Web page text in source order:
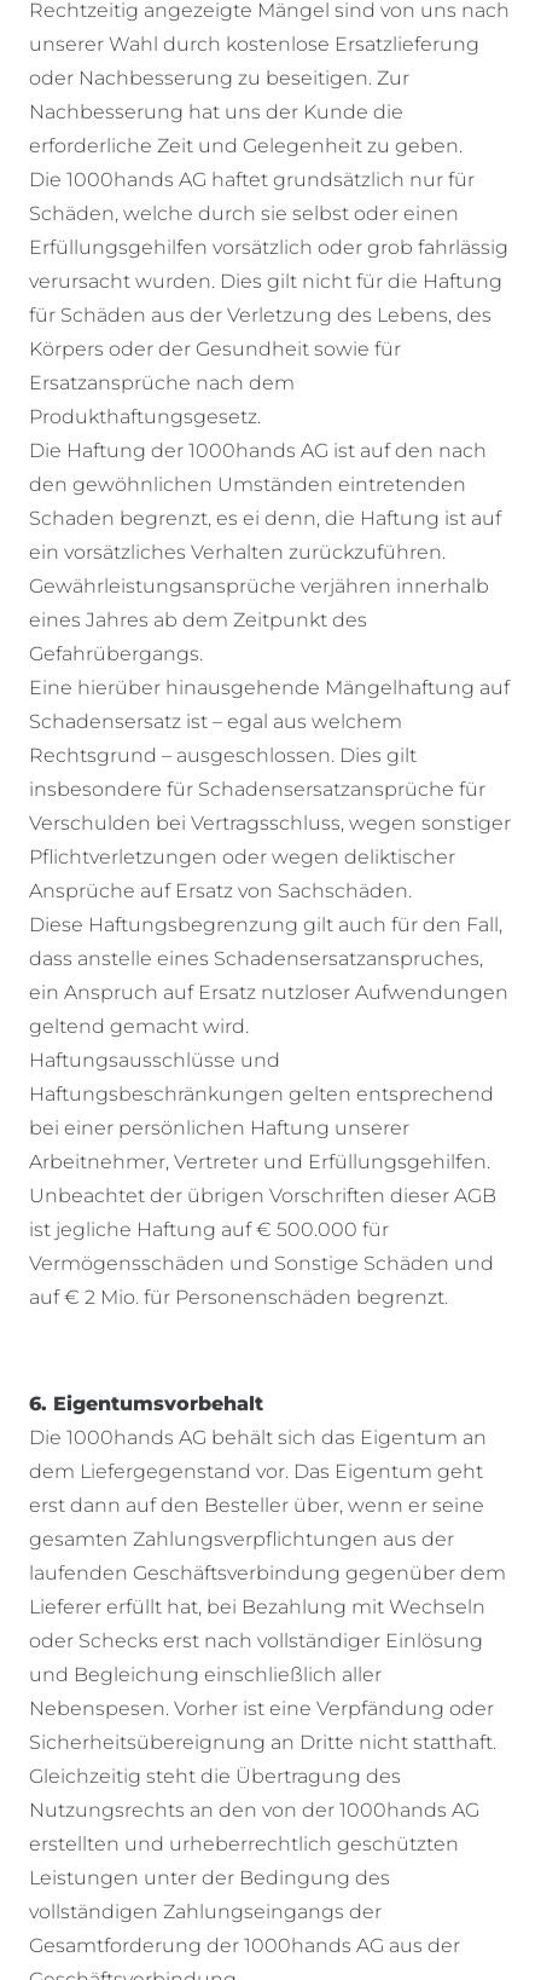
Rechtzeitig angezeigte Mängel sind von uns nach
unserer Wahl durch kostenlose Ersatzlieferung
oder Nachbesserung zu beseitigen. Zur
Nachbesserung hat uns der Kunde die
erforderliche Zeit und Gelegenheit zu geben.
Die 1000hands AG haftet grundsätzlich nur für
Schäden, welche durch sie selbst oder einen
Erfüllungsgehilfen vorsätzlich oder grob fahrlässig
verursacht wurden. Dies gilt nicht für die Haftung
für Schäden aus der Verletzung des Lebens, des
Körpers oder der Gesundheit sowie für
Ersatzansprüche nach dem
Produkthaftungsgesetz.
Die Haftung der 1000hands AG ist auf den nach
den gewöhnlichen Umständen eintretenden
Schaden begrenzt, es ei denn, die Haftung ist auf
ein vorsätzliches Verhalten zurückzuführen.
Gewährleistungsansprüche verjähren innerhalb
eines Jahres ab dem Zeitpunkt des
Gefahrübergangs.
Eine hierüber hinausgehende Mängelhaftung auf
Schadensersatz ist – egal aus welchem
Rechtsgrund – ausgeschlossen. Dies gilt
insbesondere für Schadensersatzansprüche für
Verschulden bei Vertragsschluss, wegen sonstiger
Pflichtverletzungen oder wegen deliktischer
Ansprüche auf Ersatz von Sachschäden.
Diese Haftungsbegrenzung gilt auch für den Fall,
dass anstelle eines Schadensersatzanspruches,
ein Anspruch auf Ersatz nutzloser Aufwendungen
geltend gemacht wird.
Haftungsausschlüsse und
Haftungsbeschränkungen gelten entsprechend
bei einer persönlichen Haftung unserer
Arbeitnehmer, Vertreter und Erfüllungsgehilfen.
Unbeachtet der übrigen Vorschriften dieser AGB
ist jegliche Haftung auf € 500.000 für
Vermögensschäden und Sonstige Schäden und
auf € 2 Mio. für Personenschäden begrenzt.
6. Eigentumsvorbehalt
Die 1000hands AG behält sich das Eigentum an
dem Liefergegenstand vor. Das Eigentum geht
erst dann auf den Besteller über, wenn er seine
gesamten Zahlungsverpflichtungen aus der
laufenden Geschäftsverbindung gegenüber dem
Lieferer erfüllt hat, bei Bezahlung mit Wechseln
oder Schecks erst nach vollständiger Einlösung
und Begleichung einschließlich aller
Nebenspesen. Vorher ist eine Verpfändung oder
Sicherheitsübereignung an Dritte nicht statthaft.
Gleichzeitig steht die Übertragung des
Nutzungsrechts an den von der 1000hands AG
erstellten und urheberrechtlich geschützten
Leistungen unter der Bedingung des
vollständigen Zahlungseingangs der
Gesamtforderung der 1000hands AG aus der